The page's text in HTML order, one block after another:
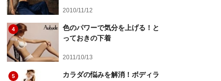
2010/11/12
4
色のパワーで気分を上げる！と
っておきの下着
2011/10/13
5 カラダの悩みを解消！ボディラ